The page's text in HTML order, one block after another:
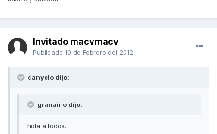
Invitado macvmacv
Publicado 10 de Febrero del 2012
danyelo dijo:
granaino dijo:
hola a todos.